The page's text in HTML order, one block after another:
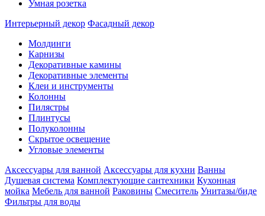
Умная розетка
Интерьерный декор Фасадный декор
Молдинги
Карнизы
Декоративные камины
Декоративные элементы
Клеи и инструменты
Колонны
Пилястры
Плинтусы
Полуколонны
Скрытое освещение
Угловые элементы
Аксессуары для ванной Аксессуары для кухни Ванны
Душевая система Комплектующие сантехники Кухонная
мойка Мебель для ванной Раковины Смеситель Унитазы/биде
Фильтры для воды